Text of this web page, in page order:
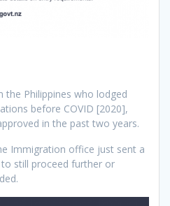
the Philippines who lodged
before COVID [2020],
in the past two years.
Immigration office just sent a
still proceed further or